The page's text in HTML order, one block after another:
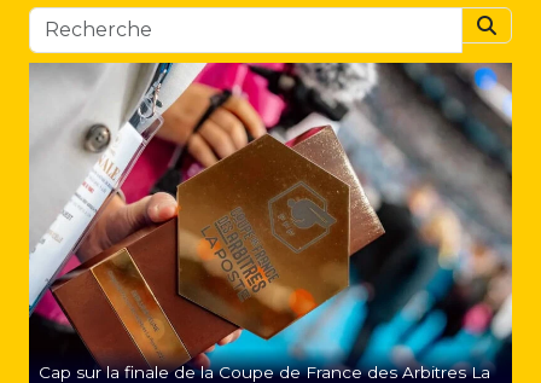
Cap sur la finale de la Coupe de France des Arbitres La